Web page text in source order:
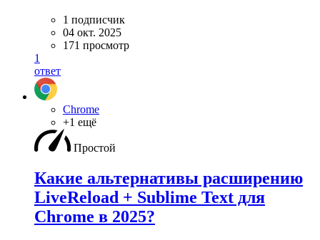
1 подписчик
04 окт. 2025
171 просмотр
1
ответ
Chrome
+1 ещё
Простой
Какие альтернативы расширению
LiveReload + Sublime Text для
Chrome в 2025?